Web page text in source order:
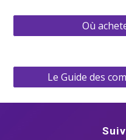
Où
Le Guide des